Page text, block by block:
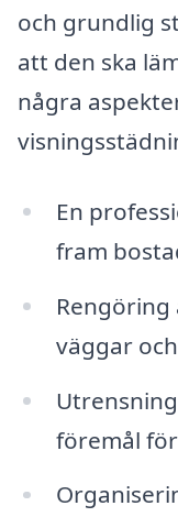
och grundlig
att den ska
några
En
fram
Rengöring
väggar
föremål